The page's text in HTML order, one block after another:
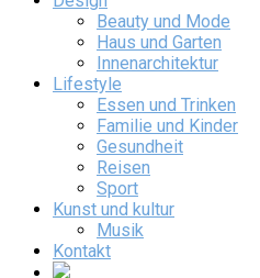
Beauty und Mode
Haus und Garten
Innenarchitektur
Lifestyle
Essen und Trinken
Familie und Kinder
Gesundheit
Reisen
Sport
Kunst und kultur
Musik
Kontakt